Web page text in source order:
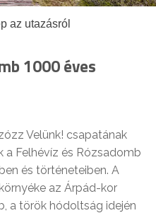
az utazásról
1000 éves
Velünk! csapatának
Felhévíz és Rózsadomb
és történeteiben. A
az Árpád-kor
a török hódoltság idején